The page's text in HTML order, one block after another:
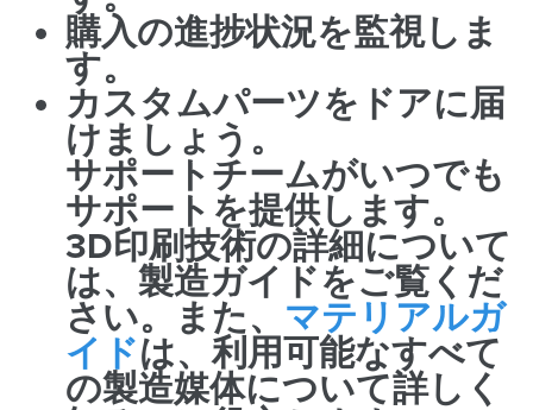
購入の進捗状況を監視しま
す。
カスタムパーツをドアに届
けましょう。
サポートチームがいつでも
サポートを提供します。
3D印刷技術の詳細について
は、 製造ガイドをご覧くだ
さい。また、 マテリアルガ
イドは、利用可能なすべて
の製造媒体について詳しく